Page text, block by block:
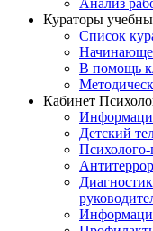
Анализ
Кураторы
Список
В помощь
Кабинет
Детский
Психолого-